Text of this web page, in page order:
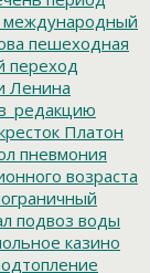
международный
пешеходная
переход
Ленина
Платон
пневмония
возраста
подвоз воды
казино